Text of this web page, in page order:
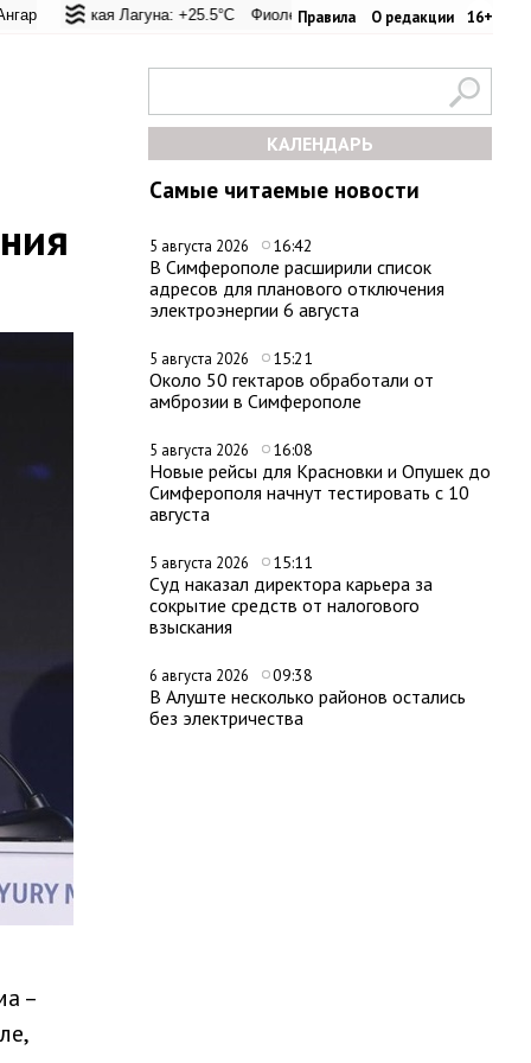
Правила О редакции 16+
Лагуна: +25.5°C Фиолент: +25.8°C Казачья бухта: +25.7°C
+28.5°C Евпатория: +32.8°C Керчь: +31.8°C Никитский сад:
КАЛЕНДАРЬ
Самые читаемые новости
5 августа 2026 16:42
В Симферополе расширили список
адресов для планового отключения
электроэнергии 6 августа
5 августа 2026 15:21
Около 50 гектаров обработали от
амброзии в Симферополе
5 августа 2026 16:08
Новые рейсы для Красновки и Опушек до
Симферополя начнут тестировать с 10
августа
5 августа 2026 15:11
Суд наказал директора карьера за
сокрытие средств от налогового
взыскания
6 августа 2026 09:38
В Алуште несколько районов остались
без электричества
–